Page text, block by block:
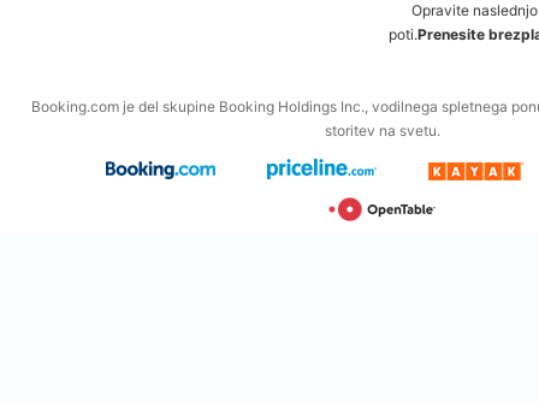
Opravite
poti.Prenesite
Booking.com je del skupine Booking Holdings Inc., vodilnega spletnega
storitev na svetu.